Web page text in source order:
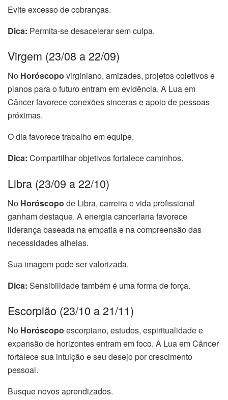
Evite excesso de cobranças.
Dica: Permita-se desacelerar sem culpa.
Virgem (23/08 a 22/09)
No Horóscopo virginiano, amizades, projetos coletivos e
planos para o futuro entram em evidência. A Lua em
Câncer favorece conexões sinceras e apoio de pessoas
próximas.
O dia favorece trabalho em equipe.
Dica: Compartilhar objetivos fortalece caminhos.
Libra (23/09 a 22/10)
No Horóscopo de Libra, carreira e vida profissional
ganham destaque. A energia canceriana favorece
liderança baseada na empatia e na compreensão das
necessidades alheias.
Sua imagem pode ser valorizada.
Dica: Sensibilidade também é uma forma de força.
Escorpião (23/10 a 21/11)
No Horóscopo escorpiano, estudos, espiritualidade e
expansão de horizontes entram em foco. A Lua em Câncer
fortalece sua intuição e seu desejo por crescimento
pessoal.
Busque novos aprendizados.